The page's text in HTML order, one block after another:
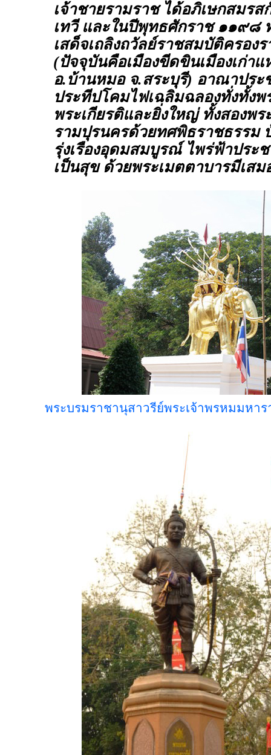
เจ้าชายรามราช ได้อภิเษกสมรส
เทวี และในปีพุทธศักราช ๑๑๙๘
เสด็จเถลิงถวัลย์ราชสมบัติครอง
(ปัจจุบันคือเมืองขีดขินเมืองเก่าแ
อ.บ้านหมอ จ.สระบุรี) อาณาประ
ประทีปโคมไฟเฉลิมฉลองทั่งทั้งพ
พระเกียรติและยิ่งใหญ่ ทั้งสองพร
รามปุรนครด้วยทศพิธราชธรรม
รุ่งเรืองอุดมสมบูรณ์ ไพร่ฟ้าประ
เป็นสุข ด้วยพระเมตตาบารมีเสม
พระบรมราชานุสาวรีย์พระเจ้าพรหมมหา